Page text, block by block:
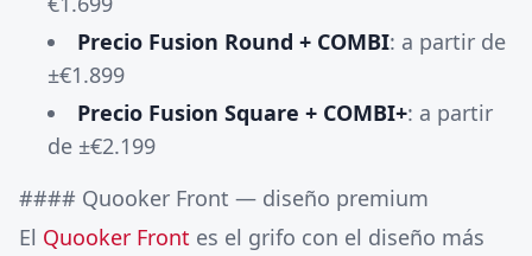
Precio Fusion Round + COMBI: a partir de
±€1.899
Precio Fusion Square + COMBI+: a partir
de ±€2.199
#### Quooker Front — diseño premium
El Quooker Front es el grifo con el diseño más